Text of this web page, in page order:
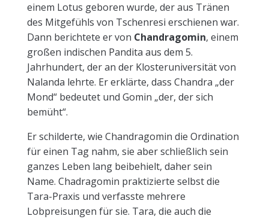
einem Lotus geboren wurde, der aus Tränen
des Mitgefühls von Tschenresi erschienen war.
Dann berichtete er von Chandragomin, einem
großen indischen Pandita aus dem 5.
Jahrhundert, der an der Klosteruniversität von
Nalanda lehrte. Er erklärte, dass Chandra „der
Mond“ bedeutet und Gomin „der, der sich
bemüht“.
Er schilderte, wie Chandragomin die Ordination
für einen Tag nahm, sie aber schließlich sein
ganzes Leben lang beibehielt, daher sein
Name. Chadragomin praktizierte selbst die
Tara-Praxis und verfasste mehrere
Lobpreisungen für sie. Tara, die auch die